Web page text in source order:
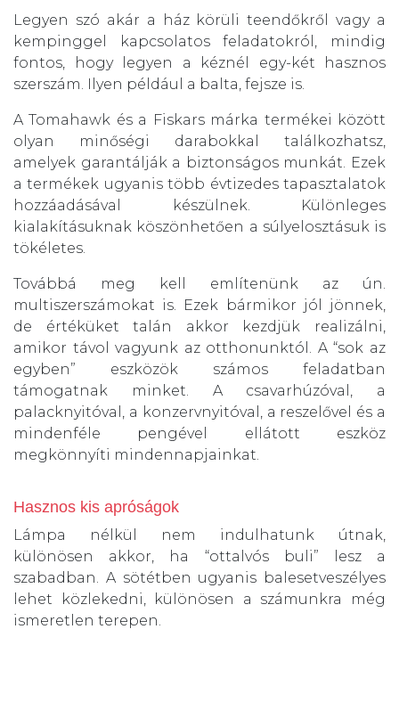
Legyen szó akár a ház körüli teendőkről vagy a
kempinggel kapcsolatos feladatokról, mindig
fontos, hogy legyen a kéznél egy-két hasznos
szerszám. Ilyen például a balta, fejsze is.
A Tomahawk és a Fiskars márka termékei között
olyan minőségi darabokkal találkozhatsz,
amelyek garantálják a biztonságos munkát. Ezek
a termékek ugyanis több évtizedes tapasztalatok
hozzáadásával készülnek. Különleges
kialakításuknak köszönhetően a súlyelosztásuk is
tökéletes.
Továbbá meg kell említenünk az ún.
multiszerszámokat is. Ezek bármikor jól jönnek,
de értéküket talán akkor kezdjük realizálni,
amikor távol vagyunk az otthonunktól. A “sok az
egyben” eszközök számos feladatban
támogatnak minket. A csavarhúzóval, a
palacknyitóval, a konzervnyitóval, a reszelővel és a
mindenféle pengével ellátott eszköz
megkönnyíti mindennapjainkat.
Hasznos kis apróságok
Lámpa nélkül nem indulhatunk útnak,
különösen akkor, ha “ottalvós buli” lesz a
szabadban. A sötétben ugyanis balesetveszélyes
lehet közlekedni, különösen a számunkra még
ismeretlen terepen.